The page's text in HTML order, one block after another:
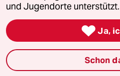
Leitlinie Informant
Seitenwende Einwilligungen
und Jugendorte
 Ja,
Schon